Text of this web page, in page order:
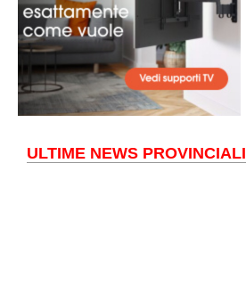
ULTIME NEWS PROVINCIALI